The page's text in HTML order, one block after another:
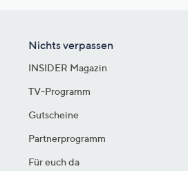
Nichts verpassen
INSIDER Magazin
TV-Programm
Gutscheine
Partnerprogramm
Für euch da